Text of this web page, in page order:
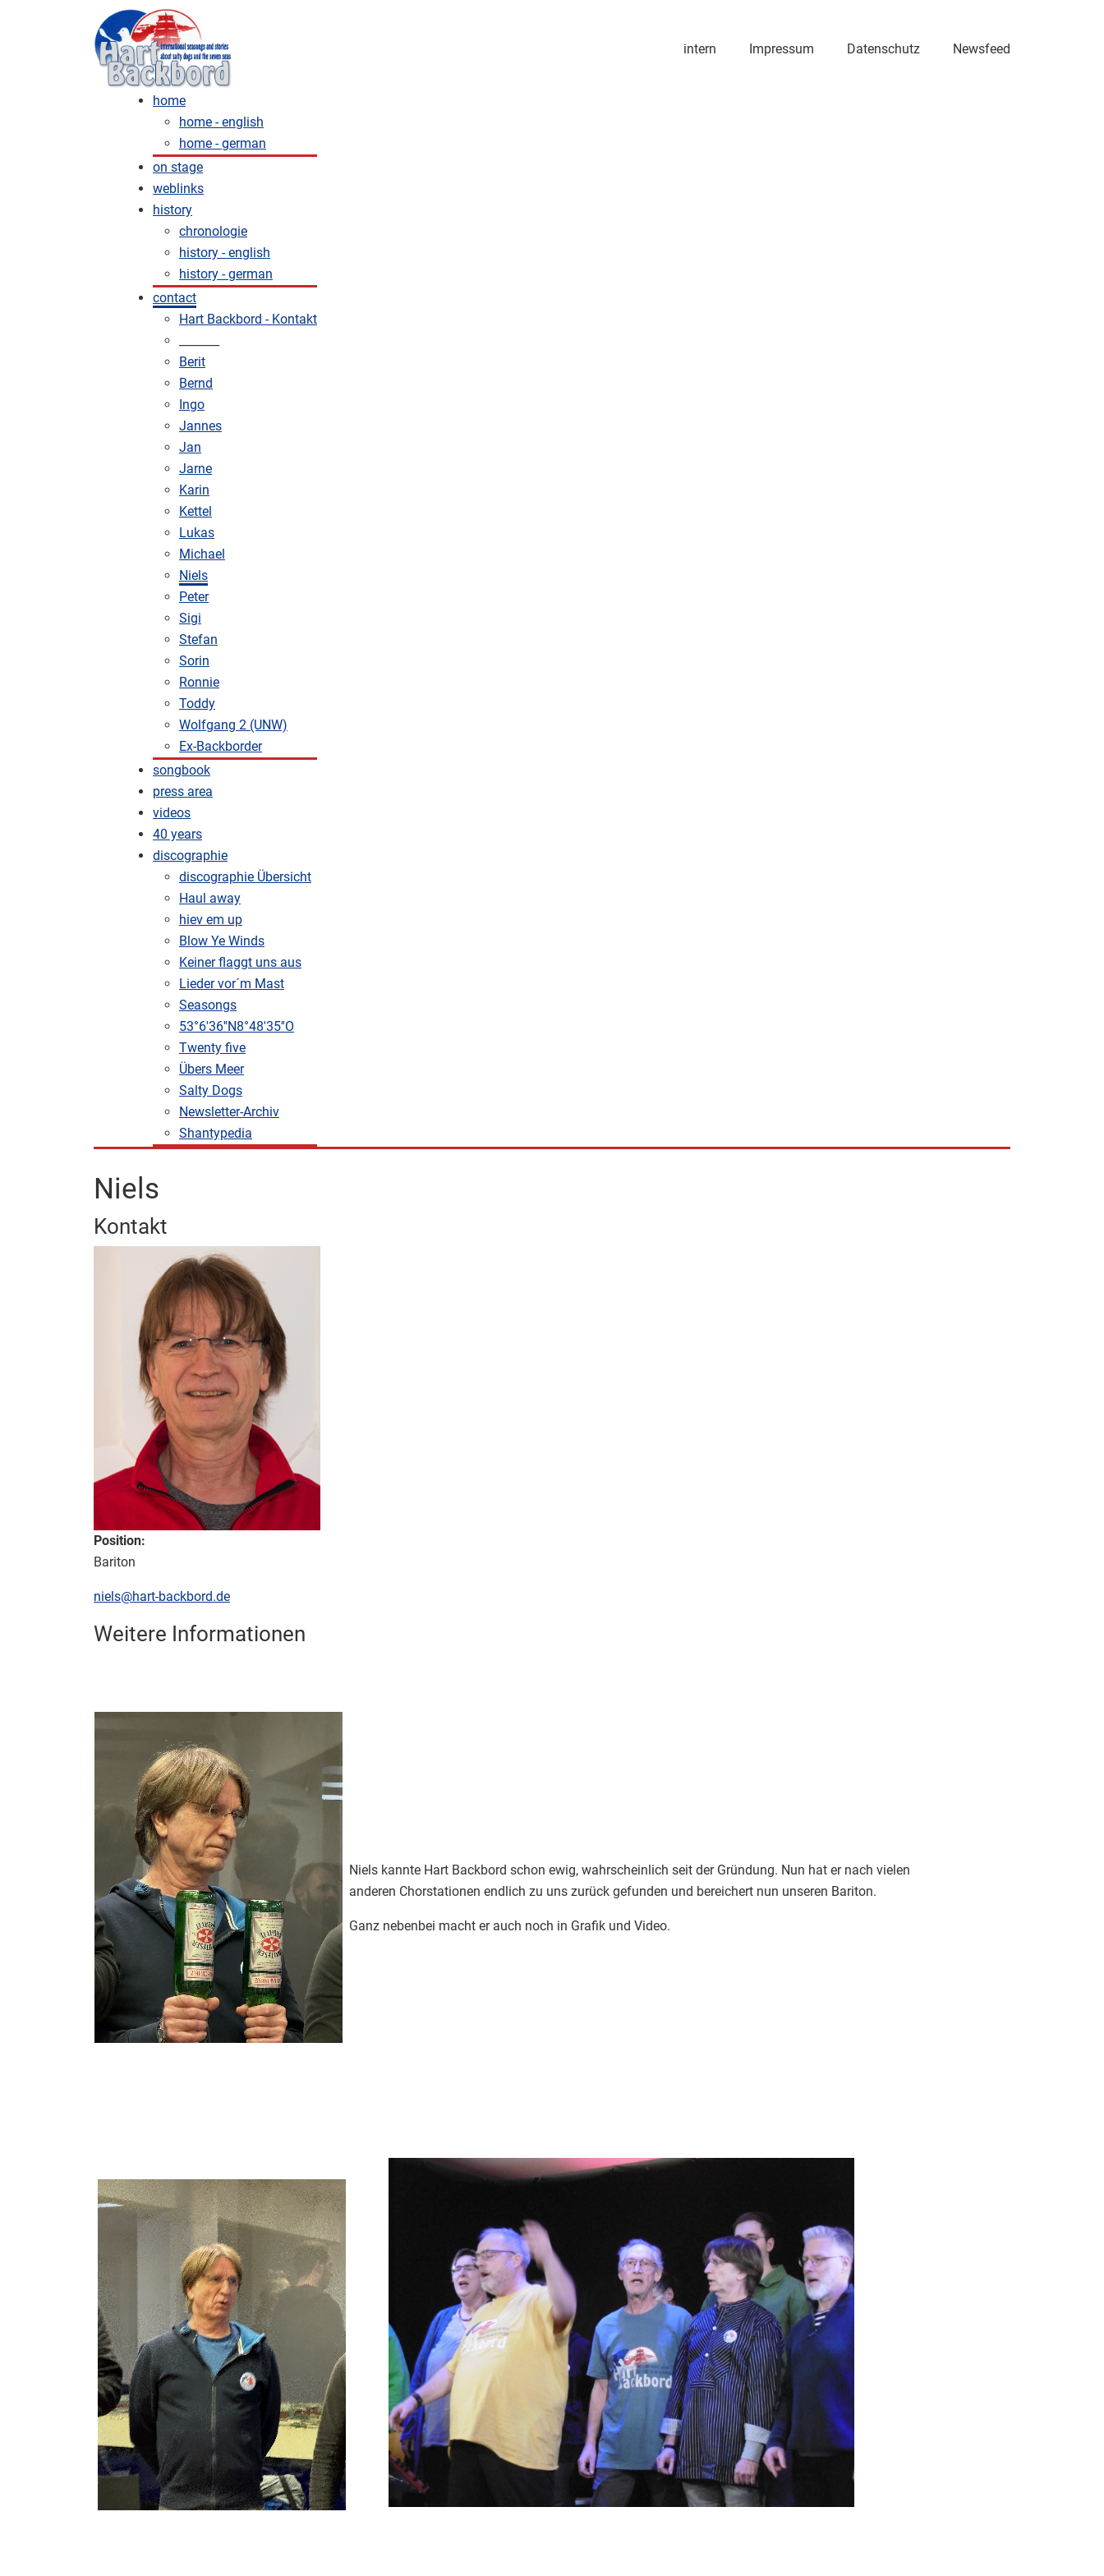
intern Impressum Datenschutz Newsfeed
home
home - english
home - german
on stage
weblinks
history
chronologie
history - english
history - german
contact
Hart Backbord - Kontakt
Berit
Bernd
Ingo
Jannes
Jan
Jarne
Karin
Kettel
Lukas
Michael
Niels
Peter
Sigi
Stefan
Sorin
Ronnie
Toddy
Wolfgang 2 (UNW)
Ex-Backborder
songbook
press area
videos
40 years
discographie
discographie Übersicht
Haul away
hiev em up
Blow Ye Winds
Keiner flaggt uns aus
Lieder vor´m Mast
Seasongs
53°6'36''N8°48'35''O
Twenty five
Übers Meer
Salty Dogs
Newsletter-Archiv
Shantypedia
Niels
Kontakt
Position:
Bariton
E-Mail:
niels@hart-backbord.de
Weitere Informationen
Niels kannte Hart Backbord schon ewig, wahrscheinlich seit der Gründung. Nun hat er nach vielen
anderen Chorstationen endlich zu uns zurück gefunden und bereichert nun unseren Bariton.
Ganz nebenbei macht er auch noch in Grafik und Video.